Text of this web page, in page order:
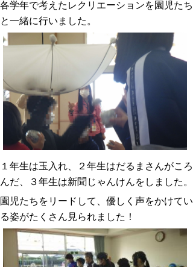
各学年で考えたレクリエーションを園児たち
と一緒に行いました。
１年生は玉入れ、２年生はだるまさんがころ
んだ、３年生は新聞じゃんけんをしました。
園児たちをリードして、優しく声をかけてい
る姿がたくさん見られました！